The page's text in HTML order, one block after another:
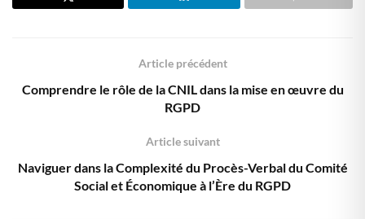
Article précédent
Comprendre le rôle de la CNIL dans la mise en œuvre du
RGPD
Article suivant
Naviguer dans la Complexité du Procès-Verbal du Comité
Social et Économique à l’Ère du RGPD